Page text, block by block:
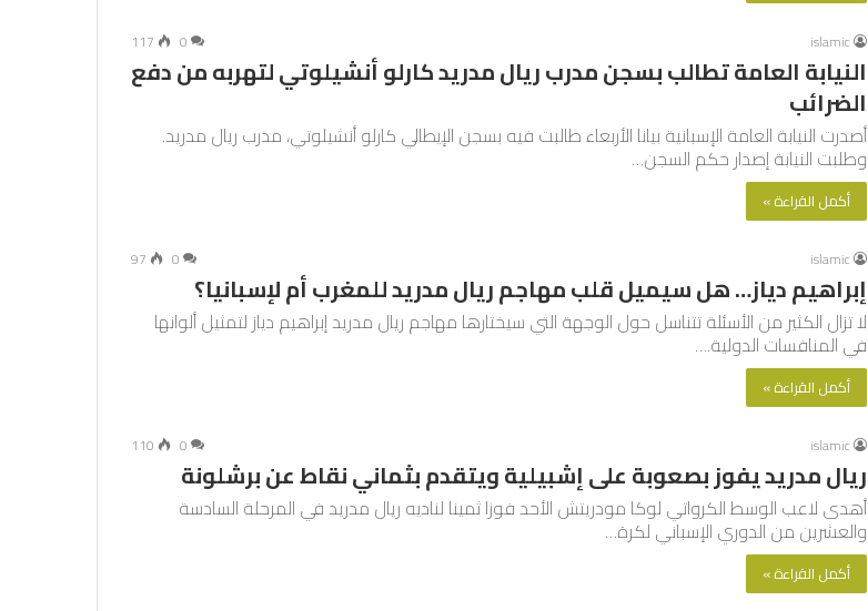
islamic
0
117
النيابة العامة تطالب بسجن مدرب ريال مدريد كارلو أنشيلوتي لتهربه من دفع
الضرائب
أصدرت النيابة العامة الإسبانية بيانا الأربعاء طالبت فيه بسجن الإيطالي كارلو أنشيلوتي، مدرب ريال مدريد.
وطلبت النيابة إصدار حكم السجن…
أكمل القراءة »
islamic
0
97
إبراهيم دياز… هل سيميل قلب مهاجم ريال مدريد للمغرب أم لإسبانيا؟
لا تزال الكثير من الأسئلة تتناسل حول الوجهة التي سيختارها مهاجم ريال مدريد إبراهيم دياز لتمثيل ألوانها
في المنافسات الدولية.…
أكمل القراءة »
islamic
0
110
ريال مدريد يفوز بصعوبة على إشبيلية ويتقدم بثماني نقاط عن برشلونة
أهدى لاعب الوسط الكرواتي لوكا مودريتش الأحد فوزا ثمينا لناديه ريال مدريد في المرحلة السادسة
والعشرين من الدوري الإسباني لكرة…
أكمل القراءة »